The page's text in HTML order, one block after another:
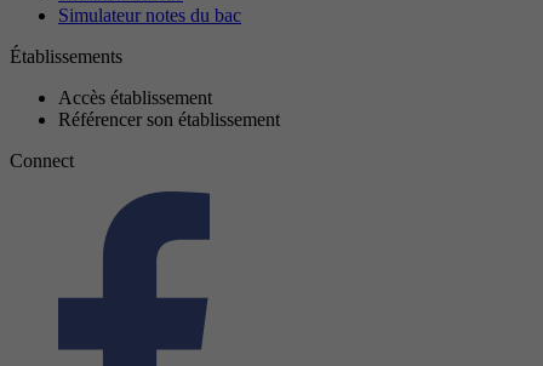
Simulateur notes du bac
Établissements
Accès établissement
Référencer son établissement
Connect